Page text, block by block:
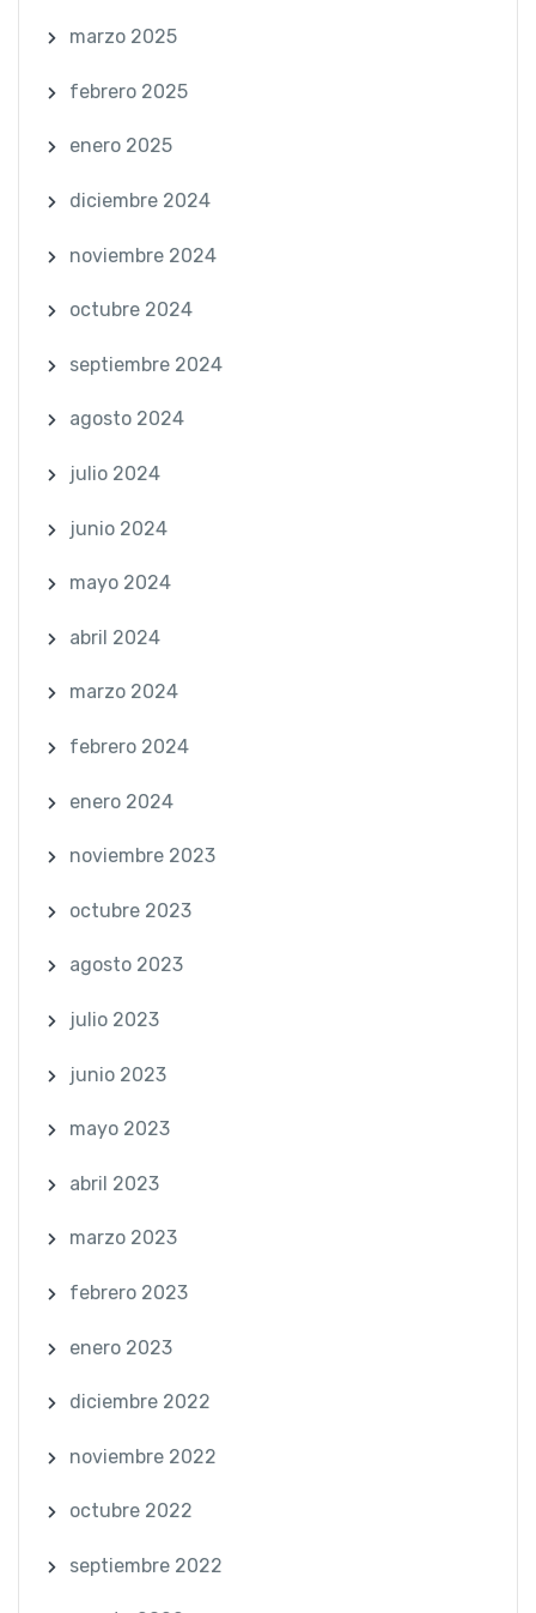
marzo 2025
febrero 2025
enero 2025
diciembre 2024
noviembre 2024
octubre 2024
septiembre 2024
agosto 2024
julio 2024
junio 2024
mayo 2024
abril 2024
marzo 2024
febrero 2024
enero 2024
noviembre 2023
octubre 2023
agosto 2023
julio 2023
junio 2023
mayo 2023
abril 2023
marzo 2023
febrero 2023
enero 2023
diciembre 2022
noviembre 2022
octubre 2022
septiembre 2022